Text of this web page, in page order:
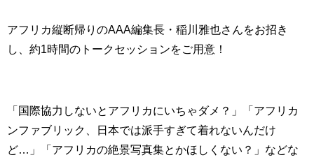
アフリカ縦断帰りのAAA編集長・稲川雅也さんをお招き
し、約1 時間のトークセッションをご用意！
「国際協力しないとアフリカにいちゃダメ？」「アフリカ
ンファブリック、日本では派手すぎて着れないんだけ
ど
」「アフリカの絶景写真集とかほしくない？」などな